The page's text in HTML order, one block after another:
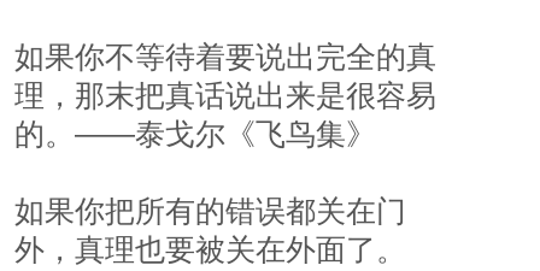
如果你不等待着要说出完全的真
理，那末把真话说出来是很容易
的。——泰戈尔《飞鸟集》
如果你把所有的错误都关在门
外，真理也要被关在外面了。